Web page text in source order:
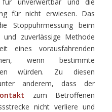
für nicht erwiesen. Das
Stoppuhrmessung beim
zuverlässige Methode
eines vorausfahrenden
wenn bestimmte
würden. Zu diesen
anderem, dass der
zum Betroffenen
nicht verliere und